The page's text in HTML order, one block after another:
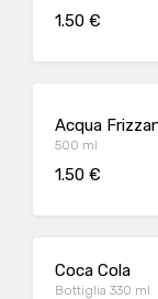
1.50 €
Acqua
500 ml
1.50 €
Coca Cola
Bottiglia 330 ml